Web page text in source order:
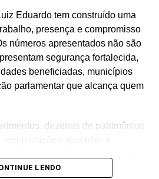
Eduardo tem construído uma
presença e compromisso
números apresentados não são
segurança fortalecida,
beneficiadas, municípios
parlamentar que alcança quem
dezenas de patrimônios
Um trabalho que demonstra que
LENDO